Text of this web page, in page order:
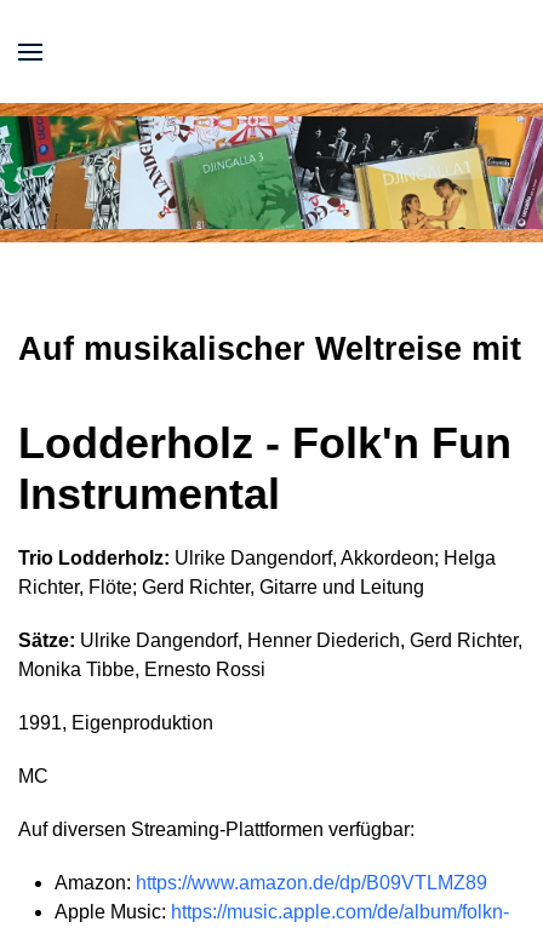
Auf musikalischer Weltreise mit
Lodderholz - Folk'n Fun
Instrumental
Trio Lodderholz: Ulrike Dangendorf, Akkordeon; Helga
Richter, Flöte; Gerd Richter, Gitarre und Leitung
Sätze: Ulrike Dangendorf, Henner Diederich, Gerd Richter,
Monika Tibbe, Ernesto Rossi
1991, Eigenproduktion
MC
Auf diversen Streaming-Plattformen verfügbar:
Amazon: https://www.amazon.de/dp/B09VTLMZ89
Apple Music: https://music.apple.com/de/album/folkn-